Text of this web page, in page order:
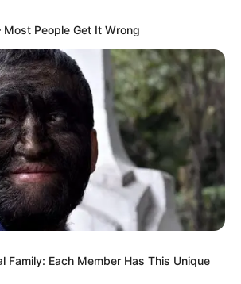
People Get It Wrong
Family: Each Member Has This Unique